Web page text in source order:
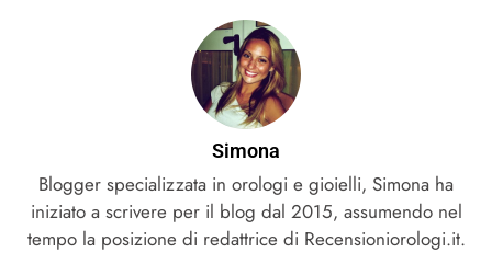
Simona
Blogger specializzata in orologi e gioielli, Simona ha
iniziato a scrivere per il blog dal 2015, assumendo nel
tempo la posizione di redattrice di Recensioniorologi.it.